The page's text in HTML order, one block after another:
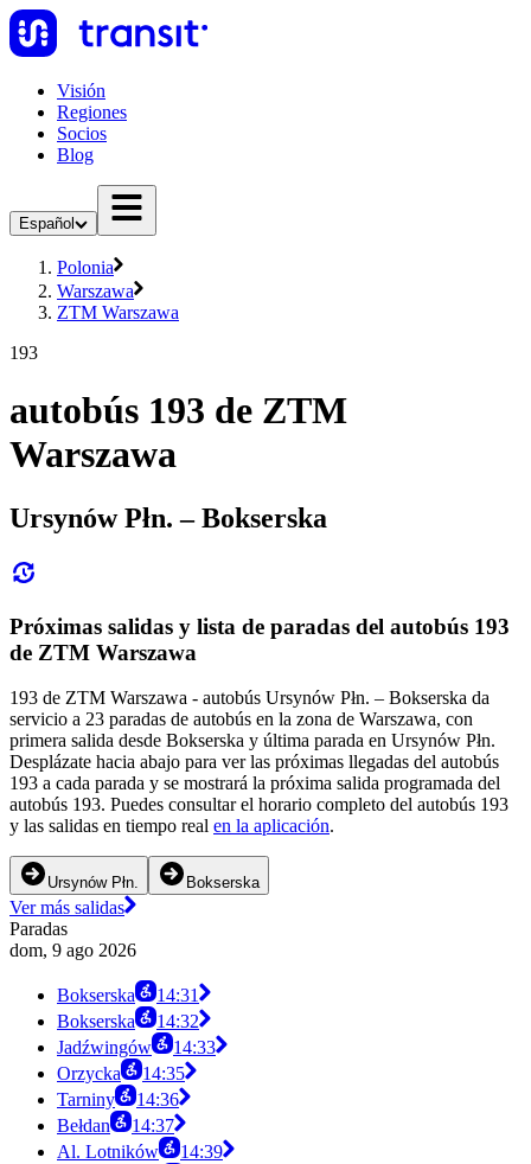
Visión
Regiones
Socios
Blog
Español
Polonia
Warszawa
ZTM Warszawa
193
autobús 193 de ZTM
Warszawa
Ursynów Płn. – Bokserska
Próximas salidas y lista de paradas del autobús 193
de ZTM Warszawa
193 de ZTM Warszawa - autobús Ursynów Płn. – Bokserska da
servicio a 23 paradas de autobús en la zona de Warszawa, con
primera salida desde Bokserska y última parada en Ursynów Płn.
Desplázate hacia abajo para ver las próximas llegadas del autobús
193 a cada parada y se mostrará la próxima salida programada del
autobús 193. Puedes consultar el horario completo del autobús 193
y las salidas en tiempo real en la aplicación.
Ursynów Płn. Bokserska
Ver más salidas
Paradas
dom, 9 ago 2026
Bokserska
14:31
Bokserska
14:32
Jadźwingów
14:33
Orzycka
14:35
Tarniny
14:36
Bełdan
14:37
Al. Lotników
14:39